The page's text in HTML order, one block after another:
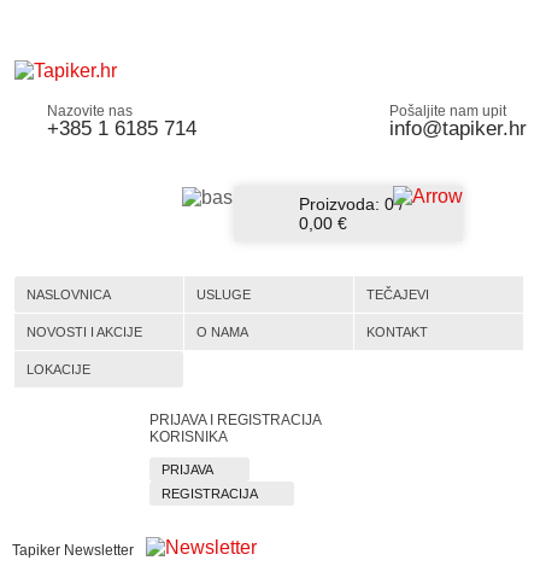
Nazovite nas
+385 1 6185 714
Pošaljite nam upit
info@tapiker.hr
Proizvoda: 0/
0,00 €
NASLOVNICA USLUGE TEČAJEVI
NOVOSTI I AKCIJE O NAMA KONTAKT
LOKACIJE
PRIJAVA I REGISTRACIJA
KORISNIKA
PRIJAVA
REGISTRACIJA
Tapiker Newsletter